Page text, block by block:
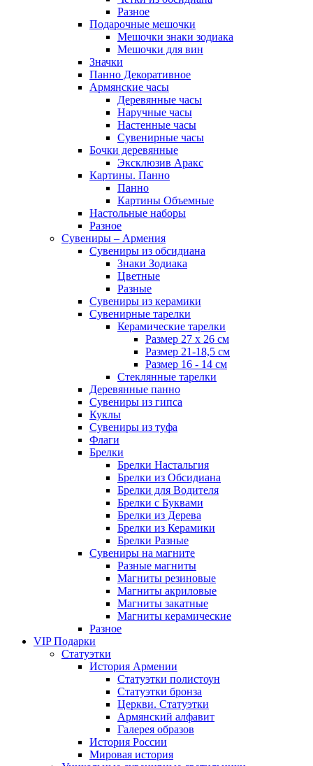
Разное
Подарочные мешочки
Мешочки знаки зодиака
Мешочки для вин
Значки
Панно Декоративное
Армянские часы
Деревянные часы
Наручные часы
Настенные часы
Сувенирные часы
Бочки деревянные
Эксклюзив Аракс
Картины. Панно
Панно
Картины Объемные
Настольные наборы
Разное
Сувениры – Армения
Сувениры из обсидиана
Знаки Зодиака
Цветные
Разные
Сувениры из керамики
Сувенирные тарелки
Керамические тарелки
Размер 27 х 26 см
Размер 21-18,5 см
Размер 16 - 14 см
Стеклянные тарелки
Деревянные панно
Сувениры из гипса
Куклы
Сувениры из туфа
Флаги
Брелки
Брелки Настальгия
Брелки из Обсидиана
Брелки для Водителя
Брелки с Буквами
Брелки из Дерева
Брелки из Керамики
Брелки Разные
Сувениры на магните
Разные магниты
Магниты резиновые
Магниты акриловые
Магниты закатные
Магниты керамические
Разное
VIP Подарки
Статуэтки
История Армении
Статуэтки полистоун
Статуэтки бронза
Церкви. Статуэтки
Армянский алфавит
Галерея образов
История России
Мировая история